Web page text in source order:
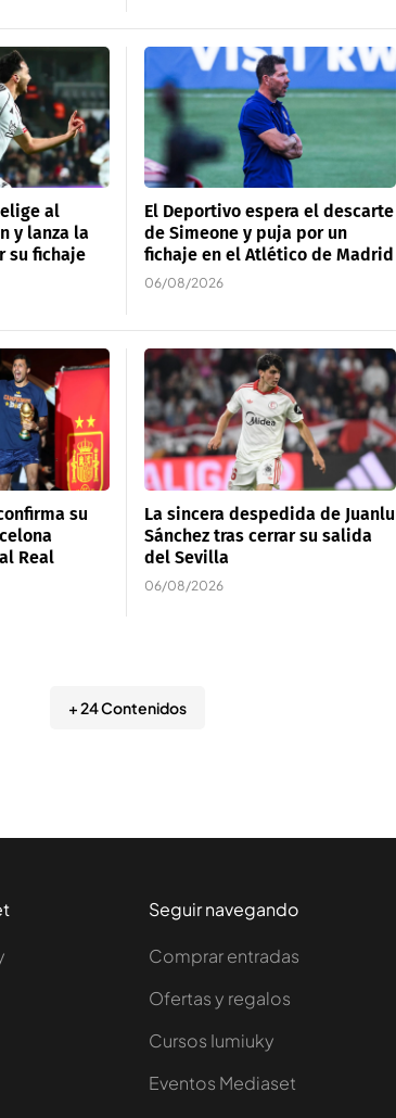
al
y lanza la
su fichaje
El Deportivo espera el descarte
de Simeone y puja por un
fichaje en el Atlético de Madrid
06/08/2026
su
Real
La sincera despedida de Juanlu
Sánchez tras cerrar su salida
del Sevilla
06/08/2026
+ 24 Contenidos
Seguir navegando
Comprar entradas
Ofertas y regalos
Cursos Iumiuky
Eventos Mediaset